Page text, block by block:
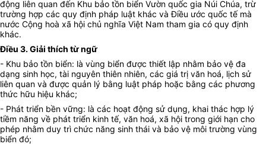
động liên quan đến Khu bảo tồn biển Vườn quốc gia Núi Chúa, trừ
trường hợp các quy định pháp luật khác và Điều ước quốc tế mà
nước Cộng hoà xã hội chủ nghĩa Việt Nam tham gia có quy định
khác.
Điều 3. Giải thích từ ngữ
- Khu bảo tồn biển: là vùng biển được thiết lập nhằm bảo vệ đa
dạng sinh học, tài nguyên thiên nhiên, các giá trị văn hoá, lịch sử
liên quan và được quản lý bằng luật pháp hoặc bằng các phương
thức hữu hiệu khác;
- Phát triển bền vững: là các hoạt động sử dụng, khai thác hợp lý
tiềm năng về phát triển kinh tế, văn hoá, xã hội trong giới hạn cho
phép nhằm duy trì chức năng sinh thái và bảo vệ môi trường vùng
biển đó;